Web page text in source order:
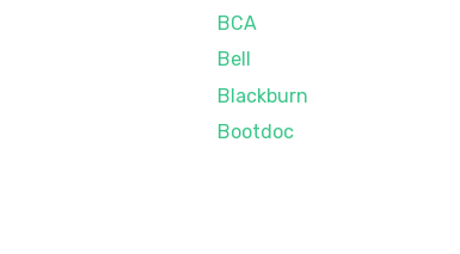
BCA
Bell
Blackburn
Bootdoc